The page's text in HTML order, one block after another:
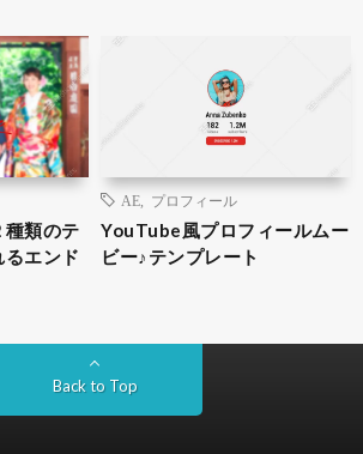
種類のテ
エンド
AE プロフィール
YouTube風プロフィールムー
ビー♪テンプレート
Back to Top